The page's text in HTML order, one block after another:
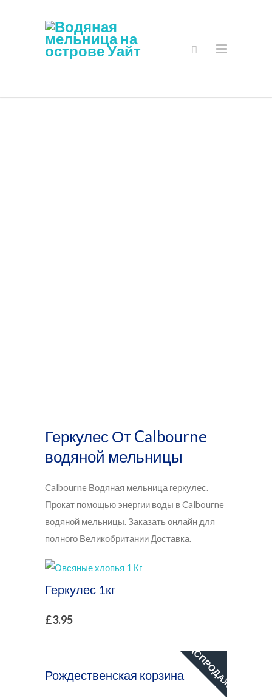
Геркулес От Calbourne
водяной мельницы
Calbourne Водяная мельница геркулес.
Прокат помощью энергии воды в Calbourne
водяной мельницы. Заказать онлайн для
полного Великобритании Доставка.
Геркулес 1кг
£3.95
РАСПРОДАЖА!
Рождественская корзина